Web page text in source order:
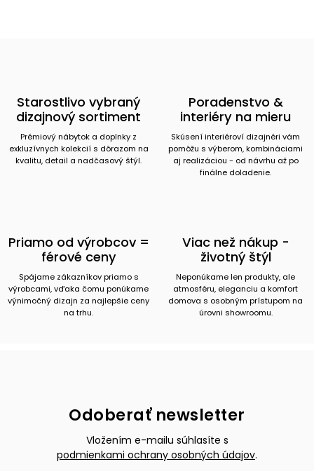
Starostlivo vybraný
dizajnový sortiment
Prémiový nábytok a doplnky z
exkluzívnych kolekcií s dôrazom na
kvalitu, detail a nadčasový štýl.
Poradenstvo &
interiéry na mieru
Skúsení interiéroví dizajnéri vám
pomôžu s výberom, kombináciami
aj realizáciou - od návrhu až po
finálne doladenie.
Priamo od výrobcov =
férové ceny
Spájame zákazníkov priamo s
výrobcami, vďaka čomu ponúkame
výnimočný dizajn za najlepšie ceny
na trhu.
Viac než nákup -
životný štýl
Neponúkame len produkty, ale
atmosféru, eleganciu a komfort
domova s osobným prístupom na
úrovni showroomu.
Odoberať newsletter
Vložením e-mailu súhlasíte s
podmienkami ochrany osobných údajov.